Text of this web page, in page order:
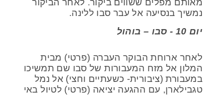
מאותם מפלים ששווים ביקור. לאחר הביקור
נמשיך בנסיעה אל עבר סבו ללינה.
יום 10 - סבו – בוהול
לאחר ארוחת הבוקר העברה (פרטי) מבית
המלון אל מזח המעבורות של סבו שם תמשיכו
במעבורת (ציבורית- כשעתיים וחצי) אל נמל
טגבילארן, עם ההגעה יציאה (פרטי) לטיול באי